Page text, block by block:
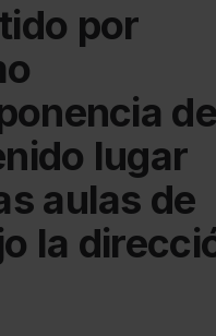
por
de
lugar
aulas de
la